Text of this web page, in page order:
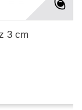
3 cm